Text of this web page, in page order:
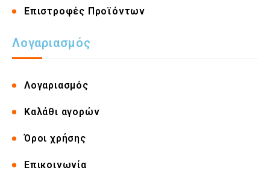
Επιστροφές Προϊόντων
Λογαριασμός
Λογαριασμός
Καλάθι αγορών
Όροι χρήσης
Επικοινωνία